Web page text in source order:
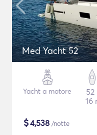
Med Yacht 52
Yacht a motore
52
16
$4,538 /notte